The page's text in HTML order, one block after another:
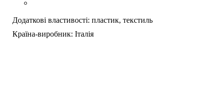
Додаткові властивості: пластик, текстиль
Країна-виробник: Італія